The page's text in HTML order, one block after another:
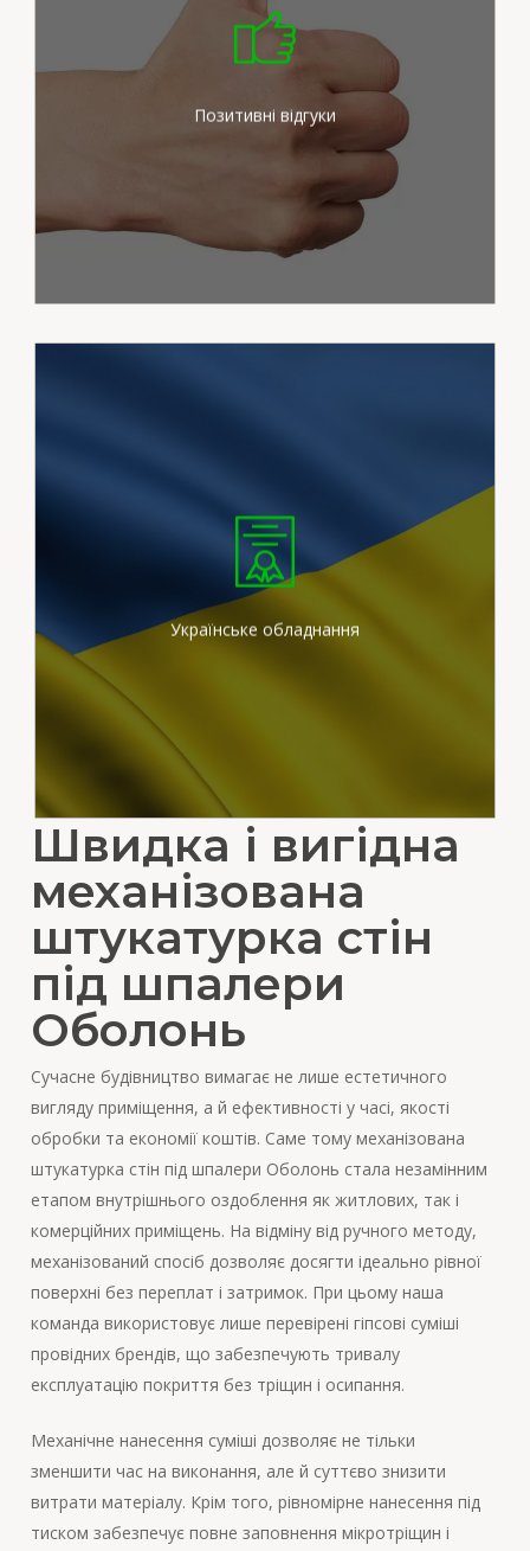
Позитивні відгуки
Ми докладаємо максимум
зусиль для задоволення
потреб наших клієнтів
Українське обладнання
Ми працюємо на
сертифікованих
штукатурних станціях
вітчизняного виробника
Швидка і вигідна
механізована
штукатурка стін
під шпалери
Оболонь
Сучасне будівництво вимагає не лише естетичного
вигляду приміщення, а й ефективності у часі, якості
обробки та економії коштів. Саме тому механізована
штукатурка стін під шпалери Оболонь стала незамінним
етапом внутрішнього оздоблення як житлових, так і
комерційних приміщень. На відміну від ручного методу,
механізований спосіб дозволяє досягти ідеально рівної
поверхні без переплат і затримок. При цьому наша
команда використовує лише перевірені гіпсові суміші
провідних брендів, що забезпечують тривалу
експлуатацію покриття без тріщин і осипання.
Механічне нанесення суміші дозволяє не тільки
зменшити час на виконання, але й суттєво знизити
витрати матеріалу. Крім того, рівномірне нанесення під
тиском забезпечує повне заповнення мікротріщин і